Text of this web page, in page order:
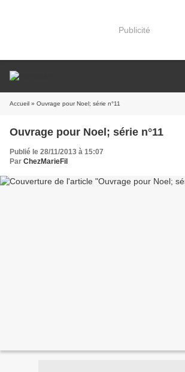
Publicité
Accueil » Ouvrage pour Noel; série n°11
Ouvrage pour Noel; série n°11
Publié le 28/11/2013 à 15:07
Par ChezMarieFil